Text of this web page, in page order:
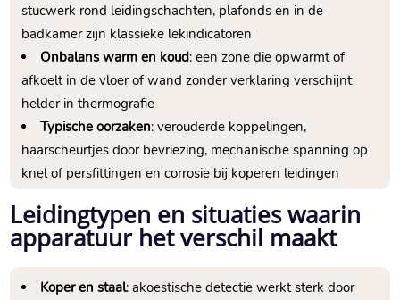
stucwerk rond leidingschachten, plafonds en in de
badkamer zijn klassieke lekindicatoren
Onbalans warm en koud: een zone die opwarmt of
afkoelt in de vloer of wand zonder verklaring verschijnt
helder in thermografie
Typische oorzaken: verouderde koppelingen,
haarscheurtjes door bevriezing, mechanische spanning op
knel of persfittingen en corrosie bij koperen leidingen
Leidingtypen en situaties waarin
apparatuur het verschil maakt
Koper en staal: akoestische detectie werkt sterk door